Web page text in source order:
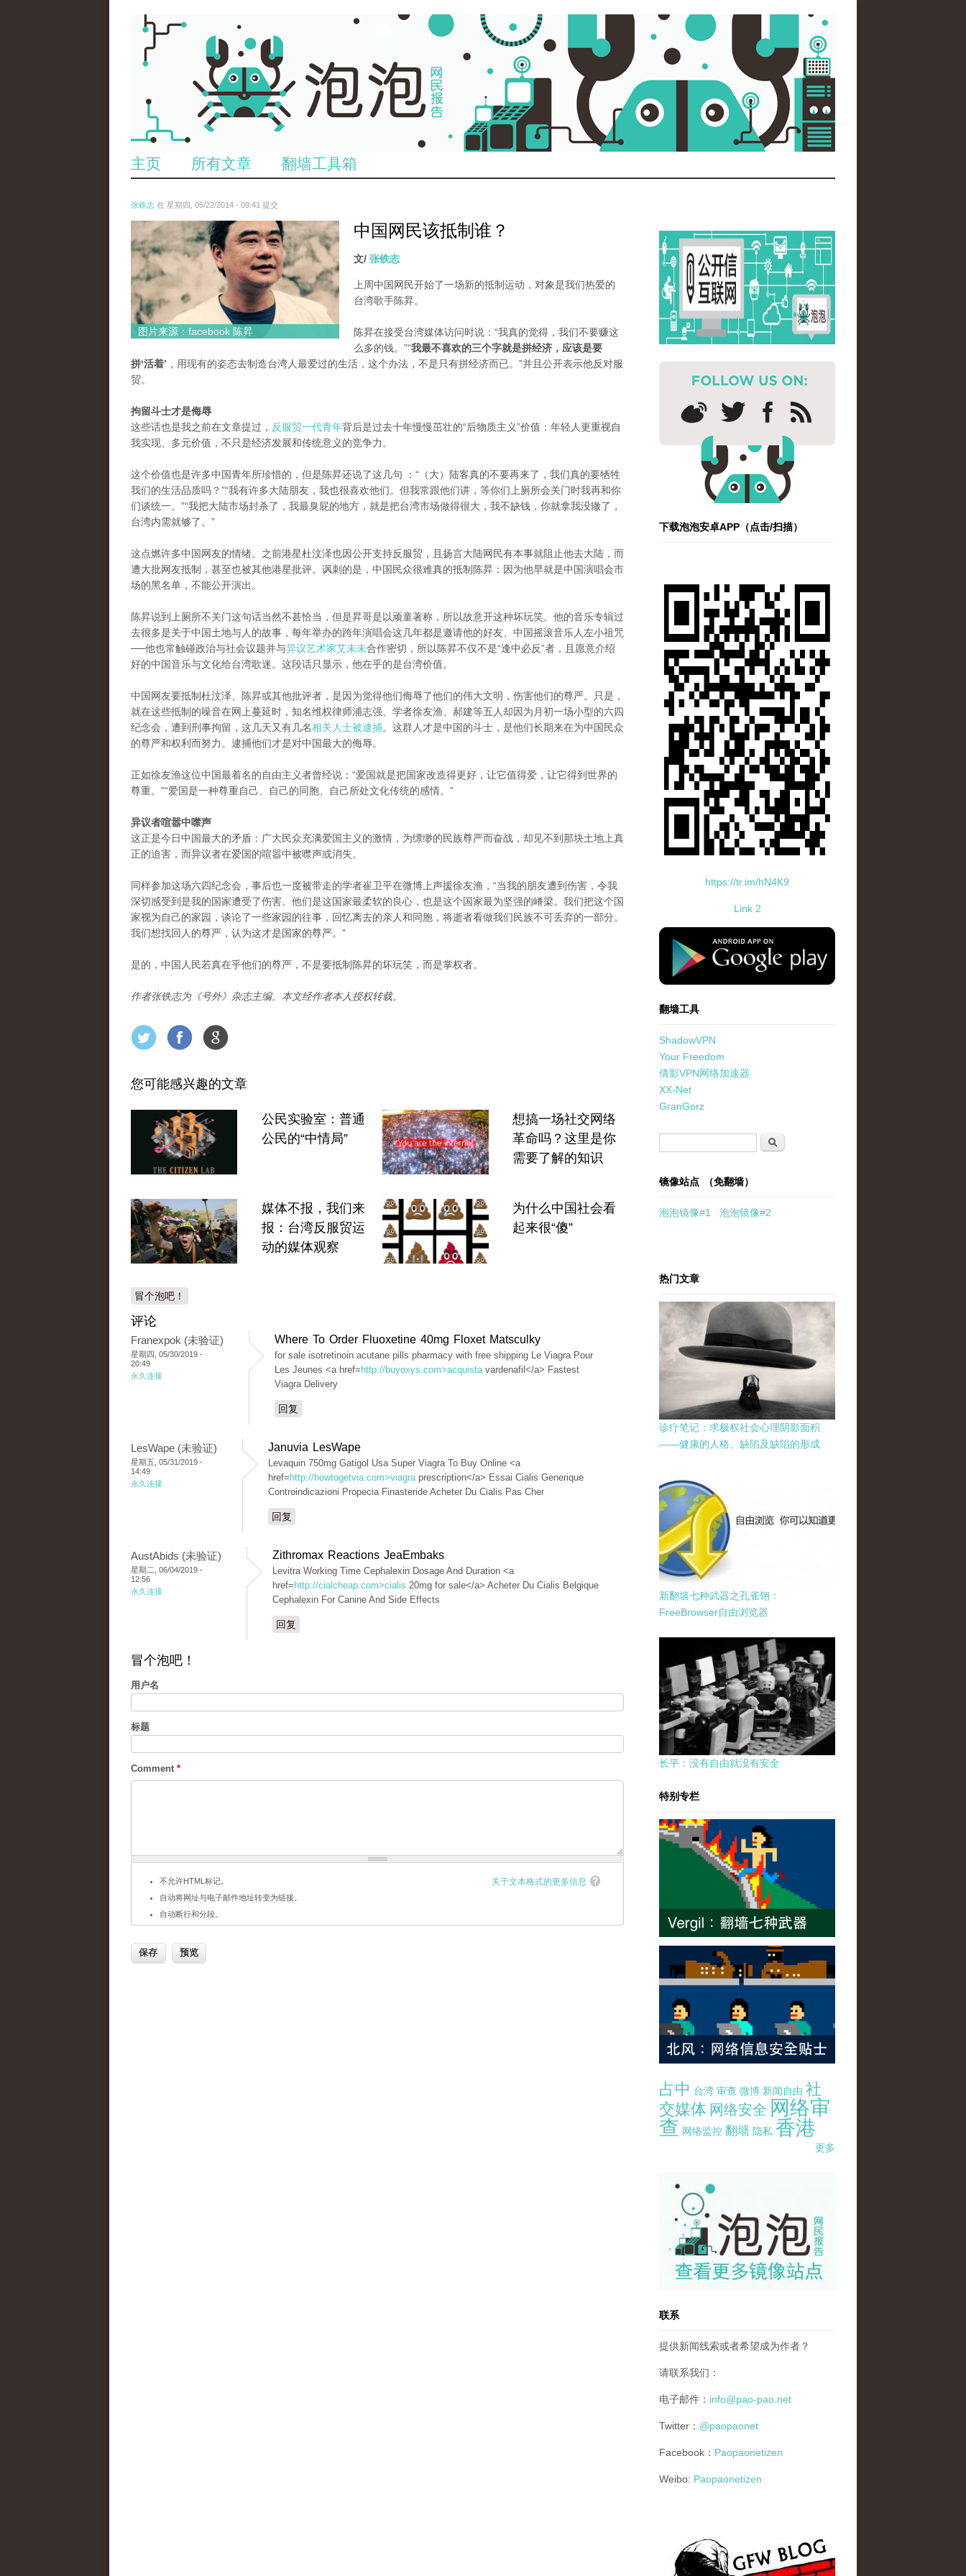
主页 所有文章 翻墙工具箱
张铁志 在 星期四, 05/22/2014 - 09:41 提交
226867_106295542790976_7572986_n.jpg
图片来源：facebook 陈昇
中国网民该抵制谁？
文/ 张铁志
上周中国网民开始了一场新的抵制运动，对象是我们热爱的
台湾歌手陈昇。
陈昇在接受台湾媒体访问时说：“我真的觉得，我们不要赚这
么多的钱。”“我最不喜欢的三个字就是拼经济，应该是要
拼‘活着’ ，用现有的姿态去制造台湾人最爱过的生活，这个办法，不是只有拼经济而已。”并且公开表示他反对服
贸。
拘留斗士才是侮辱
这些话也是我之前在文章提过， 反服贸一代青年背后是过去十年慢慢茁壮的“后物质主义”价值：年轻人更重视自
我实现、多元价值，不只是经济发展和传统意义的竞争力。
这个价值也是许多中国青年所珍惜的，但是陈昇还说了这几句 ：“（大）陆客真的不要再来了，我们真的要牺牲
我们的生活品质吗？”“我有许多大陆朋友，我也很喜欢他们。但我常跟他们讲，等你们上厕所会关门时我再和你
们谈统一。”“我把大陆市场封杀了，我最臭屁的地方，就是把台湾市场做得很大，我不缺钱，你就拿我没辙了，
台湾内需就够了。”
这点燃许多中国网友的情绪。之前港星杜汶泽也因公开支持反服贸，且扬言大陆网民有本事就阻止他去大陆，而
遭大批网友抵制，甚至也被其他港星批评。讽刺的是，中国民众很难真的抵制陈昇：因为他早就是中国演唱会市
场的黑名单，不能公开演出。
陈昇说到上厕所不关门这句话当然不甚恰当，但是昇哥是以顽童著称，所以故意开这种坏玩笑。他的音乐专辑过
去很多是关于中国土地与人的故事，每年举办的跨年演唱会这几年都是邀请他的好友、中国摇滚音乐人左小祖咒
──他也常触碰政治与社会议题并与异议艺术家艾未未合作密切，所以陈昇不仅不是“逢中必反”者，且愿意介绍
好的中国音乐与文化给台湾歌迷。这段话只显示，他在乎的是台湾价值。
中国网友要抵制杜汶泽、陈昇或其他批评者，是因为觉得他们侮辱了他们的伟大文明，伤害他们的尊严。只是，
就在这些抵制的噪音在网上蔓延时，知名维权律师浦志强、学者徐友渔、郝建等五人却因为月初一场小型的六四
纪念会，遭到刑事拘留，这几天又有几名相关人士被逮捕。这群人才是中国的斗士，是他们长期来在为中国民众
的尊严和权利而努力。逮捕他们才是对中国最大的侮辱。
正如徐友渔这位中国最着名的自由主义者曾经说：“爱国就是把国家改造得更好，让它值得爱，让它得到世界的
尊重。”“爱国是一种尊重自己、自己的同胞、自己所处文化传统的感情。”
异议者喧嚣中噤声
这正是今日中国最大的矛盾：广大民众充满爱国主义的激情，为缥缈的民族尊严而奋战，却见不到那块土地上真
正的迫害，而异议者在爱国的喧嚣中被噤声或消失。
同样参加这场六四纪念会，事后也一度被带走的学者崔卫平在微博上声援徐友渔，“当我的朋友遭到伤害，令我
深切感受到是我的国家遭受了伤害。他们是这国家最柔软的良心，也是这个国家最为坚强的嵴梁。我们把这个国
家视为自己的家园，谈论了一些家园的往事，回忆离去的亲人和同胞，将逝者看做我们民族不可丢弃的一部分。
我们想找回人的尊严，认为这才是国家的尊严。”
是的，中国人民若真在乎他们的尊严，不是要抵制陈昇的坏玩笑，而是掌权者。
作者张铁志为《号外》杂志主编。本文经作者本人授权转载。
您可能感兴趣的文章
公民实验室：普通
公民的“中情局”
想搞一场社交网络
革命吗？这里是你
需要了解的知识
媒体不报，我们来
报：台湾反服贸运
动的媒体观察
为什么中国社会看
起来很“傻”
冒个泡吧！
评论
Franexpok (未验证)
星期四, 05/30/2019 -
20:49
永久连接
Where To Order Fluoxetine 40mg Floxet Matsculky
for sale isotretinoin acutane pills pharmacy with free shipping Le Viagra Pour
Les Jeunes <a href= http://buyoxys.com>acquistavardenafil</a> Fastest
Viagra Delivery
回复
LesWape (未验证)
星期五, 05/31/2019 -
14:49
永久连接
Januvia LesWape
Levaquin 750mg Gatigol Usa Super Viagra To Buy Online <a
href= http://howtogetvia.com>viagraprescription</a> Essai Cialis Generique
Controindicazioni Propecia Finasteride Acheter Du Cialis Pas Cher
回复
AustAbids (未验证)
星期二, 06/04/2019 -
12:56
永久连接
Zithromax Reactions JeaEmbaks
Levitra Working Time Cephalexin Dosage And Duration <a
href= http://cialcheap.com>cialis 20mg for sale</a> Acheter Du Cialis Belgique
Cephalexin For Canine And Side Effects
回复
冒个泡吧！
用户名
标题
Comment *
关于文本格式的更多信息
不允许HTML标记。
自动将网址与电子邮件地址转变为链接。
自动断行和分段。
下载泡泡安卓APP（点击/扫描）
https://tr.im/hN4K9
Link 2
standard-icon-googleplay-app-store.png
翻墙工具
ShadowVPN
Your Freedom
倩影VPN网络加速器
XX-Net
GranGorz
搜索
镜像站点 （免翻墙）
泡泡镜像#1 泡泡镜像#2
热门文章
诊疗笔记：求极权社会心理阴影面积
——健康的人格、缺陷及缺陷的形成
新翻墙七种武器之孔雀翎：
FreeBrowser自由浏览器
长平：没有自由就没有安全
特别专栏
占中 台湾 审查 微博 新闻自由 社
交媒体 网络安全 网络审
查 网络监控 翻墙 隐私 香港
更多
pao-pao-banner-mirror-site-120814.jpg
联系
提供新闻线索或者希望成为作者？
请联系我们：
电子邮件： info@pao-pao.net
Twitter： @paopaonet
Facebook： Paopaonetizen
Weibo: Paopaonetizen
gfw_blog_small.jpg